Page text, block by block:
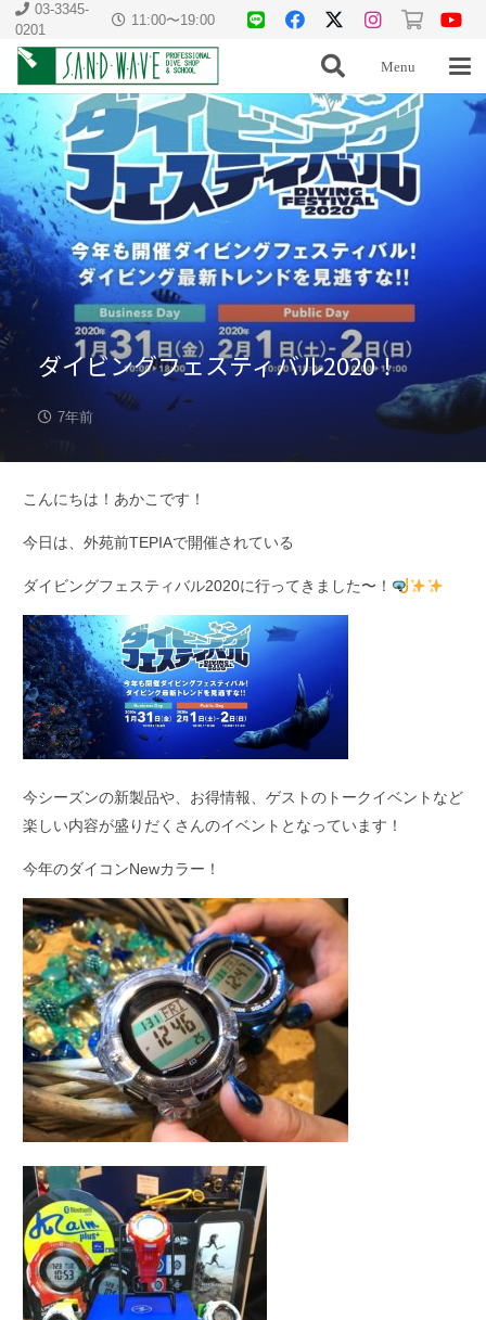
03-3345-
0201
11:00〜19:00
Menu
ダイビングフェスティバル2020！
7年前
こんにちは！あかこです！
今日は、外苑前TEPIAで開催されている
ダイビングフェスティバル2020に行ってきました〜！
今シーズンの新製品や、お得情報、ゲストのトークイベントなど
楽しい内容が盛りだくさんのイベントとなっています！
今年のダイコンNewカラー！